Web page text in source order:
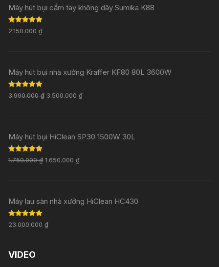
Máy hút bụi cầm tay không dây Sumika K88
Rated5.00
out of 5
2.150.000₫
Máy hút bụi nhà xưởng Kraffer KF80 80L 3600W
Rated 5.00
out of 5
3.990.000₫ 3.500.000₫
Máy hút bụi HiClean SP30 1500W 30L
Rated 5.00
out of 5
1.750.000₫ 1.650.000₫
Máy lau sàn nhà xưởng HiClean HC430
Rated5.00
out of 5
23.000.000₫
VIDEO